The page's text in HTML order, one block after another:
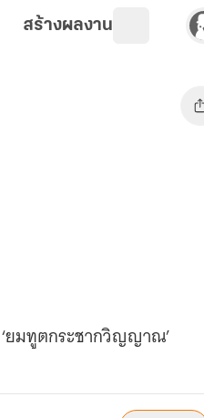
สร้างผลงาน
‘ยมทูตกระชากวิญญาณ’